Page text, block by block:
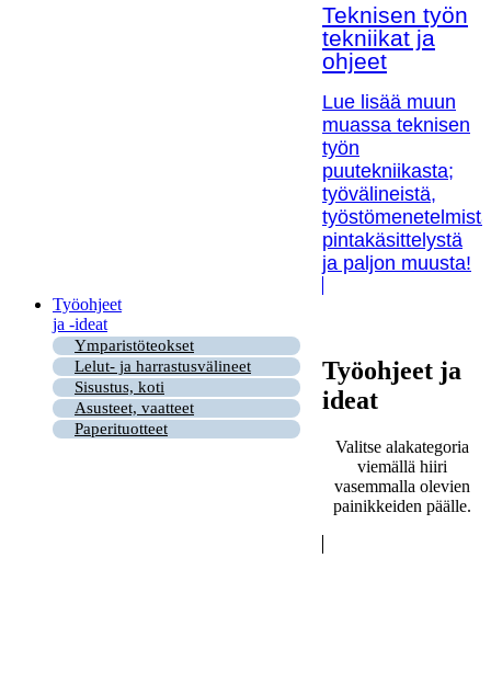
Teknisen työn
tekniikat ja
ohjeet
Lue lisää muun
muassa teknisen
työn
puutekniikasta;
työvälineistä,
pintakäsittelystä
ja paljon muusta!
Työohjeet
ja -ideat
Ymparistöteokset
Lelut- ja harrastusvälineet
Sisustus, koti
Asusteet, vaatteet
Paperituotteet
Työohjeet ja
ideat
Valitse alakategoria
viemällä hiiri
vasemmalla olevien
painikkeiden päälle.